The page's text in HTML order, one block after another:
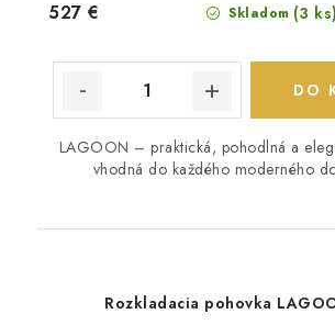
Skladom (3 ks)
527 €
DO
LAGOON – praktická, pohodlná a
vhodná do každého moderného
Rozkladacia pohovka